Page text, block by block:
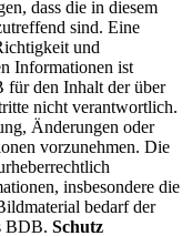
dass die in diesem
sind. Eine
und
Informationen ist
für den Inhalt der über
nicht verantwortlich.
Änderungen oder
vorzunehmen. Die
insbesondere die
bedarf der
BDB. Schutz